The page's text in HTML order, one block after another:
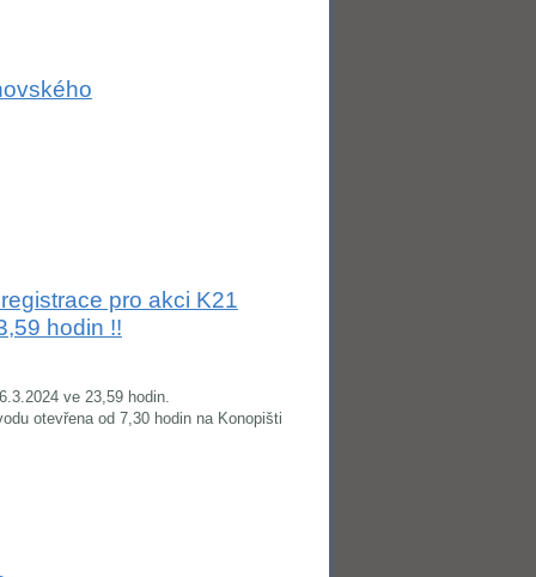
pro akci K21
hodin !!
ve 23,59 hodin.
otevřena od 7,30 hodin na Konopišti